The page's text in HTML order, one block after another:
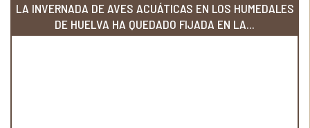
LA INVERNADA DE AVES ACUÁTICAS EN LOS HUMEDALES
DE HUELVA HA QUEDADO FIJADA EN LA...